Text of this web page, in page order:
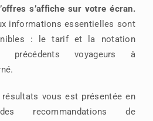
s’affiche sur votre écran.
informations essentielles sont
: le tarif et la notation
voyageurs à
vous est présentée en
recommandations de